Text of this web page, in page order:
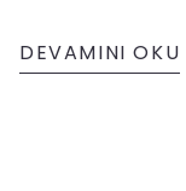
düşümleri
DEVAMINI OKU